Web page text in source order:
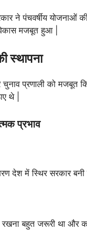
ने पंचवर्षीय
मजबूत हुआ |
स्थापना
चुनाव प्रणाली को
थे |
प्रभाव
देश में स्थिर सरकार
बहुत जरूरी था और